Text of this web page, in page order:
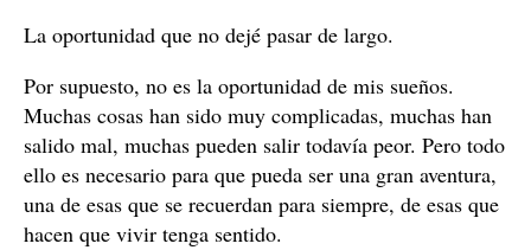
La oportunidad que no dejé pasar de largo.
Por supuesto, no es la oportunidad de mis sueños.
Muchas cosas han sido muy complicadas, muchas han
salido mal, muchas pueden salir todavía peor. Pero todo
ello es necesario para que pueda ser una gran aventura,
una de esas que se recuerdan para siempre, de esas que
hacen que vivir tenga sentido.